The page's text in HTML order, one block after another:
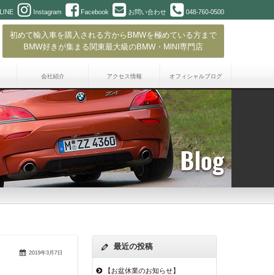
LINE Instagram Facebook お問い合わせ 048-760-0500
初めて輸入車を購入される方からBMWを極めている方まで
BMW好きが集まる関東最大級のBMW・MINI専門店
会社紹介 アクセス情報 オフィシャルブログ
Blog
2019年3月7日
最近の投稿
【お盆休業のお知らせ】